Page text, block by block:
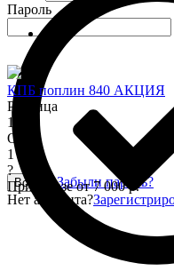
КПБ поплин 840 АКЦИЯ
Розница
1 345
Опт
1 150
?
При заказе от 7 000 р.
Пароль
Войти
Забыли пароль?
Нет аккаунта?